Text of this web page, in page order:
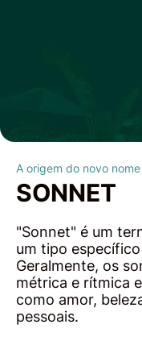
A origem do novo nome
SONNET
"Sonnet" é um
um tipo
Geralmente, os
métrica e rítmica
como amor,
pessoais.